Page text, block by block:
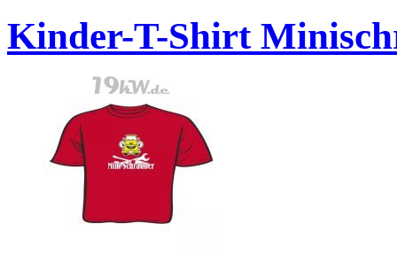
Kinder-T-Shirt